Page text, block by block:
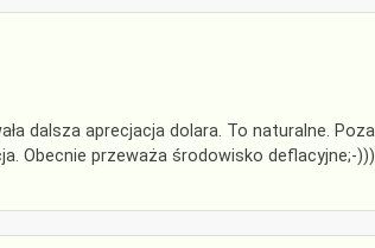
dalsza aprecjacja dolara. To naturalne.
Obecnie przeważa środowisko deflacyjne;-)))